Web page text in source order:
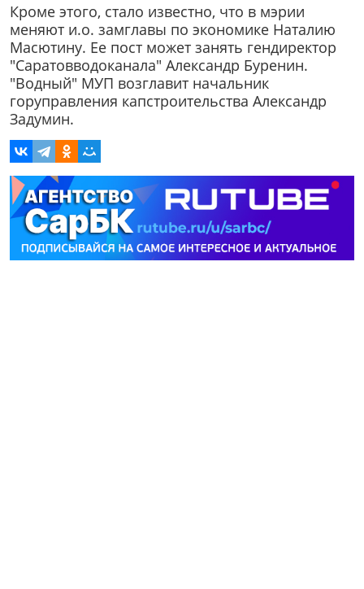
Кроме этого, стало известно, что в мэрии
меняют и.о. замглавы по экономике Наталию
Масютину. Ее пост может занять гендиректор
"Саратовводоканала" Александр Буренин.
"Водный" МУП возглавит начальник
горуправления капстроительства Александр
Задумин.